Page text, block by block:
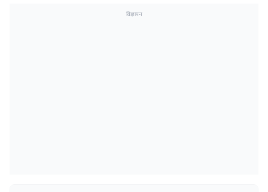
विज्ञापन